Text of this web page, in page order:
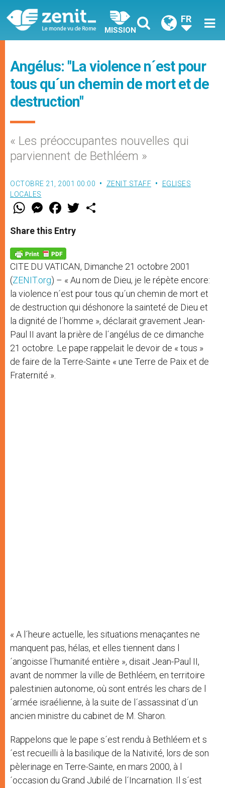
MISSION
FR
Angélus: "La violence n´est pour
tous qu´un chemin de mort et de
destruction"
« Les préoccupantes nouvelles qui
parviennent de Bethléem »
OCTOBRE 21, 2001 00:00 ZENIT STAFF
EGLISES
LOCALES
W
t
s
p
p
M
e
s
e
g
e
r
F
a
e
b
o
k
w
Share this Entry
CITE DU VATICAN, Dimanche 21 octobre 2001
(ZENIT.org) – « Au nom de Dieu, je le répète encore:
la violence n´est pour tous qu´un chemin de mort et
de destruction qui déshonore la sainteté de Dieu et
la dignité de l´homme », déclarait gravement Jean-
Paul II avant la prière de l´angélus de ce dimanche
21 octobre. Le pape rappelait le devoir de « tous »
de faire de la Terre-Sainte « une Terre de Paix et de
Fraternité ».
« A l´heure actuelle, les situations menaçantes ne
manquent pas, hélas, et elles tiennent dans l
´angoisse l´humanité entière », disait Jean-Paul II,
avant de nommer la ville de Bethléem, en territoire
palestinien autonome, où sont entrés les chars de l
´armée israélienne, à la suite de l´assassinat d´un
ancien ministre du cabinet de M. Sharon.
Rappelons que le pape s´est rendu à Bethléem et s
´est recueilli à la basilique de la Nativité, lors de son
pèlerinage en Terre-Sainte, en mars 2000, à l
´occasion du Grand Jubilé de l´Incarnation. Il s´est